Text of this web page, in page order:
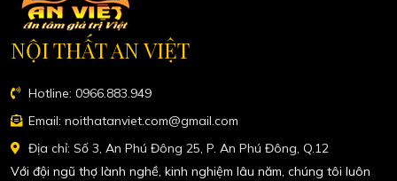
NỘI THẤT AN VIỆT
Hotline: 0966.883.949
Email: noithatanviet.com@gmail.com
Địa chỉ: Số 3, An Phú Đông 25, P. An Phú Đông, Q.12
Với đội ngũ thợ lành nghề, kinh nghiệm lâu năm, chúng tôi luôn